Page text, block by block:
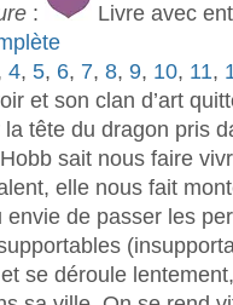
:
Livre avec
4, 5, 6, 7, 8, 9, 10, 11,
et son clan d’art
la tête du dragon pris
sait nous faire
elle nous fait
envie de passer les
se déroule